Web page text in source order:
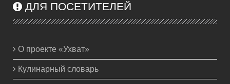
ДЛЯ ПОСЕТИТЕЛЕЙ
О проекте «Ухват»
Кулинарный словарь